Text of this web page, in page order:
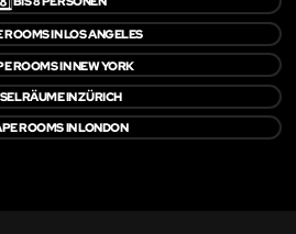
ROOMS IN LOS ANGELES
ROOMS IN NEW YORK
IN ZÜRICH
ROOMS IN LONDON